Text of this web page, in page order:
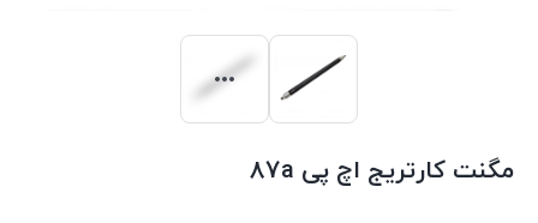
مگنت کارتریج اچ پی 87a